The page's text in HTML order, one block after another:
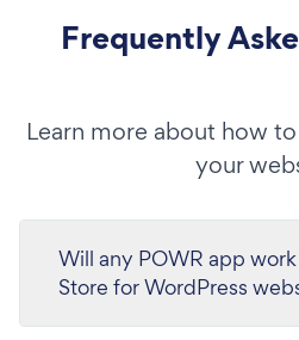
Frequently
Learn more about how
your
Will any POWR app
Store for WordPress